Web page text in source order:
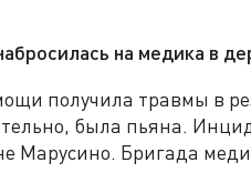
на медика в
получила травмы в
была пьяна.
Марусино. Бригада